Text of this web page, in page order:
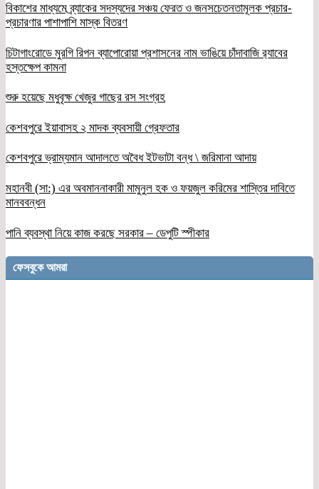
বিকাশের মাধ্যমে ব্র্যাকের সদস্যদের সঞ্চয় ফেরত ও জনসচেতনতামূলক প্রচার-
প্রচারণার পাশাপাশি মাস্ক বিতরণ
চিটাগাংরোডে মুরগি রিপন ব্যাপোরোয়া প্রশাসনের নাম ভাঙিয়ে চাঁদাবাজি র‌্যাবের
হস্তক্ষেপ কামনা
শুরু হয়েছে মধুবৃক্ষ খেজুর গাছের রস সংগ্রহ
কেশবপুরে ইয়াবাসহ ২ মাদক ব্যবসায়ী গ্রেফতার
কেশবপুরে ভ্রাম্যমান আদালতে অবৈধ ইটভাটা বন্ধ \ জরিমানা আদায়
মহানবী (সা:) এর অবমাননাকারী মামুনুল হক ও ফয়জুল করিমের শাস্তির দাবিতে
মানববন্ধন
পানি ব্যবস্থা নিয়ে কাজ করছে সরকার – ডেপুটি স্পীকার
ফেসবুকে আমরা